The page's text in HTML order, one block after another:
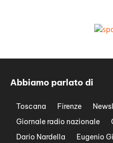
Abbiamo parlato di
Toscana Firenze
Giornale radio nazionale
Dario Nardella
Eugenio